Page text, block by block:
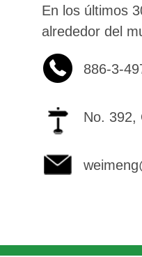
En los últimos
alrededor del
886-3-
No. 392,